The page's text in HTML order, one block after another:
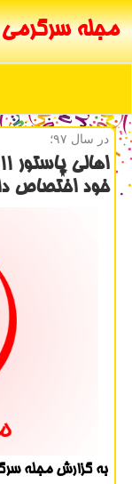
مجله سرگرمی
در سال ۹۷؛
خود اختصاص